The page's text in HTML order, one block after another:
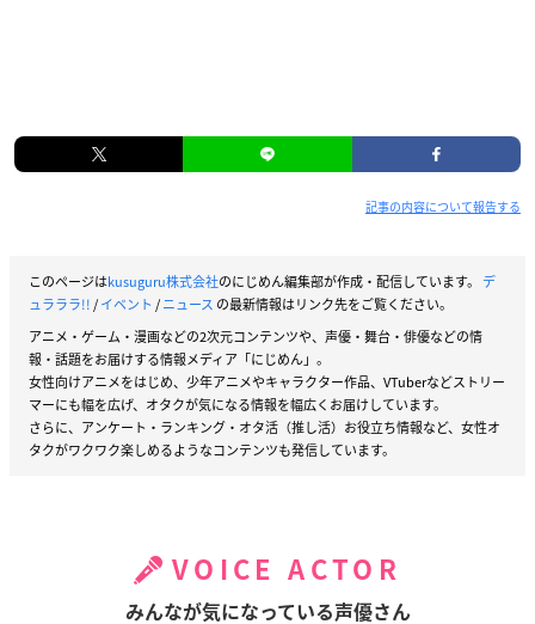
記事の内容について報告する
このページはkusuguru株式会社のにじめん編集部が作成・配信しています。 デ
ュラララ!!/イベント /ニュース の最新情報はリンク先をご覧ください。
アニメ・ゲーム・漫画などの2次元コンテンツや、声優・舞台・俳優などの情
報・話題をお届けする情報メディア「にじめん」。
女性向けアニメをはじめ、少年アニメやキャラクター作品、VTuberなどストリー
マーにも幅を広げ、オタクが気になる情報を幅広くお届けしています。
さらに、アンケート・ランキング・オタ活（推し活）お役立ち情報など、女性オ
タクがワクワク楽しめるようなコンテンツも発信しています。
VOICE ACTOR
みんなが気になっている声優さん